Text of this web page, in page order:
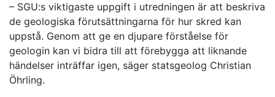
– SGU:s viktigaste uppgift i utredningen är att beskriva
de geologiska förutsättningarna för hur skred kan
uppstå. Genom att ge en djupare förståelse för
geologin kan vi bidra till att förebygga att liknande
händelser inträffar igen, säger statsgeolog Christian
Öhrling.